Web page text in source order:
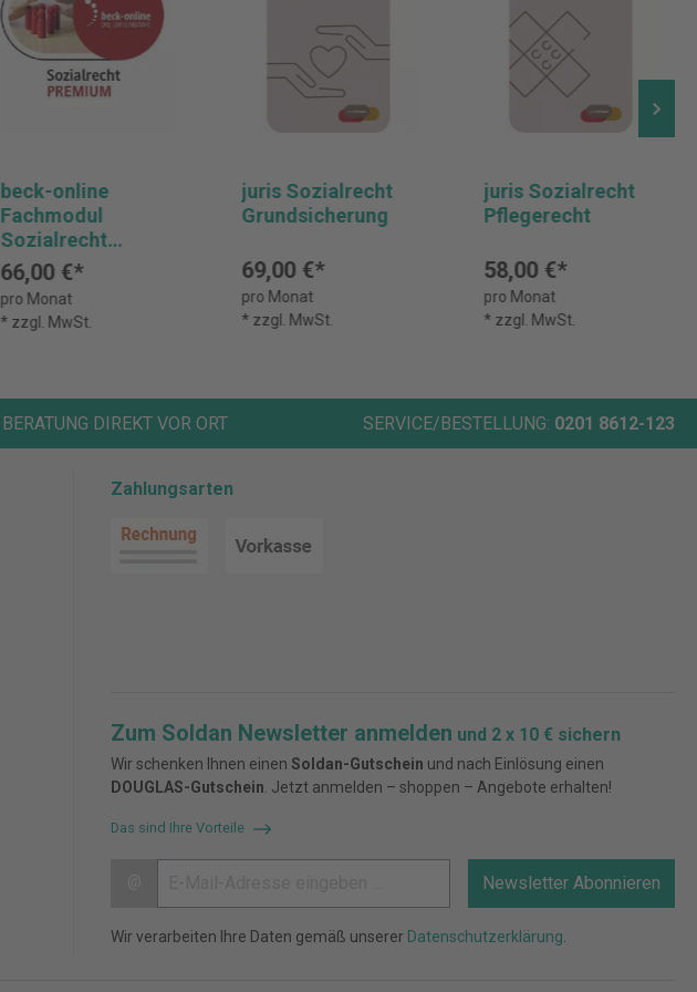
beck-online
Fachmodul
Sozialrecht
PREMIUM
Vorzugspreis
66,00 €*
pro Monat
* zzgl. MwSt.
juris Sozialrecht
Grundsicherung
69,00 €*
pro Monat
* zzgl. MwSt.
juris Sozialrecht
Pflegerecht
58,00 €*
pro Monat
* zzgl. MwSt.
BERATUNG DIREKT VOR ORT SERVICE/BESTELLUNG: 0201 8612-123
Zahlungsarten
Zum Soldan Newsletter anmelden und 2 x 10 € sichern
Wir schenken Ihnen einen Soldan-Gutschein und nach Einlösung einen
DOUGLAS-Gutschein . Jetzt anmelden – shoppen – Angebote erhalten!
Das sind Ihre Vorteile
Newsletter Abonnieren
Wir verarbeiten Ihre Daten gemäß unserer Datenschutzerklärung